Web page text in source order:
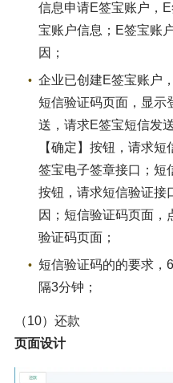
信息申请E签宝账户，
宝账户信息；E签宝账
因；
企业已创建E签宝账户
短信验证码页面，显示
送，请求E签宝短信发
【确定】按钮，请求
签宝电子签章接口；短
按钮，请求短信验证接
因；短信验证码页面，
验证码页面；
短信验证码的的要求，
隔3分钟；
（10）还款
页面设计